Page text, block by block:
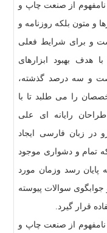
نامفهوم از صنعت چاپ و
و متون بلکه روزنامه و
و برای شرایط فعلی
هدف بهبود ابزارهای
و سه درصد گذشته،
را می طلبد تا با
رایانه ای علی
در زبان فارسی ایجاد
تمام و دشواری موجود
پایان رسد وزمان مورد
سوالات پیوسته
قرار گیرد.
نامفهوم از صنعت چاپ و